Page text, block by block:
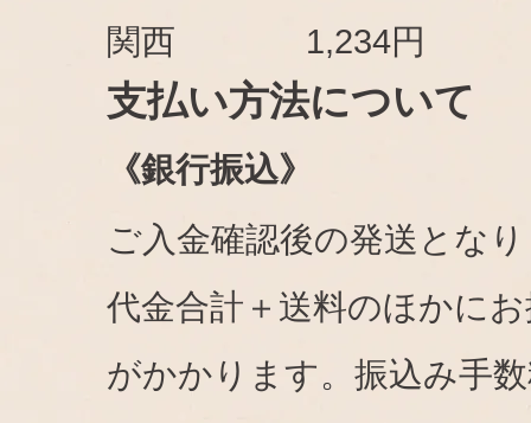
関西
1,234円
支払い方法について
《銀行振込》
ご入金確認後の発送とな
代金合計＋送料のほかに
がかかります。振込み手